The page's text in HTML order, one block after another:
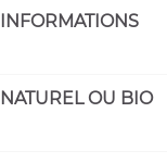
INFORMATIONS
NATUREL OU BIO